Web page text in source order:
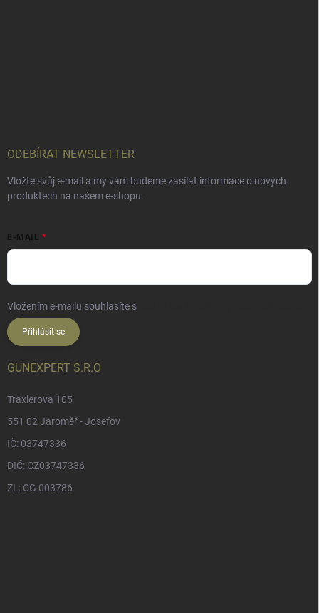
ODEBÍRAT NEWSLETTER
Vložte svůj e-mail a my vám budeme zasílat informace o nových
produktech na našem e-shopu.
E-MAIL
Vložením e-mailu souhlasíte s
Přihlásit se
GUNEXPERT S.R.O
Traxlerova 105
551 02 Jaroměř - Josefov
IČ: 03747336
DIČ: CZ03747336
ZL: CG 003786